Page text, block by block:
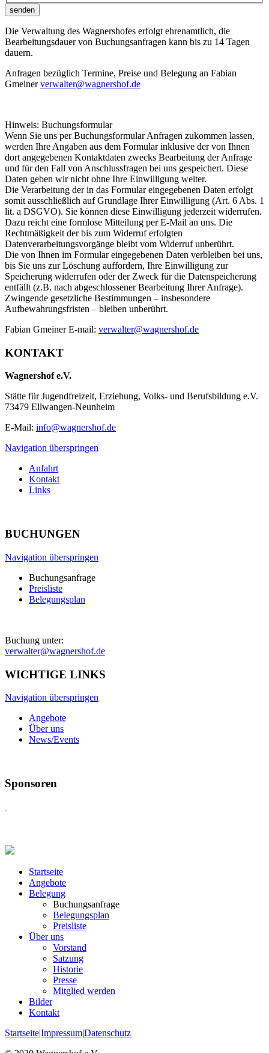
senden
Die Verwaltung des Wagnershofes erfolgt ehrenamtlich, die
Bearbeitungsdauer von Buchungsanfragen kann bis zu 14 Tagen
dauern.
Anfragen bezüglich Termine, Preise und Belegung an Fabian
Gmeinerverwalter@wagnershof.de
Hinweis: Buchungsformular
Wenn Sie uns per Buchungsformular Anfragen zukommen lassen,
werden Ihre Angaben aus dem Formular inklusive der von Ihnen
dort angegebenen Kontaktdaten zwecks Bearbeitung der Anfrage
und für den Fall von Anschlussfragen bei uns gespeichert. Diese
Daten geben wir nicht ohne Ihre Einwilligung weiter.
Die Verarbeitung der in das Formular eingegebenen Daten erfolgt
somit ausschließlich auf Grundlage Ihrer Einwilligung (Art. 6 Abs. 1
lit. a DSGVO). Sie können diese Einwilligung jederzeit widerrufen.
Dazu reicht eine formlose Mitteilung per E-Mail an uns. Die
Rechtmäßigkeit der bis zum Widerruf erfolgten
Datenverarbeitungsvorgänge bleibt vom Widerruf unberührt.
Die von Ihnen im Formular eingegebenen Daten verbleiben bei uns,
bis Sie uns zur Löschung auffordern, Ihre Einwilligung zur
Speicherung widerrufen oder der Zweck für die Datenspeicherung
entfällt (z.B. nach abgeschlossener Bearbeitung Ihrer Anfrage).
Zwingende gesetzliche Bestimmungen – insbesondere
Aufbewahrungsfristen – bleiben unberührt.
Fabian Gmeiner E-mail: verwalter@wagnershof.de
KONTAKT
Wagnershof e.V.
Stätte für Jugendfreizeit, Erziehung, Volks- und Berufsbildung e.V.
73479 Ellwangen-Neunheim
E-Mail: info@wagnershof.de
Navigation überspringen
Anfahrt
Kontakt
Links
BUCHUNGEN
Navigation überspringen
Buchungsanfrage
Preisliste
Belegungsplan
Buchung unter:
verwalter@wagnershof.de
WICHTIGE LINKS
Navigation überspringen
Angebote
Über uns
News/Events
Sponsoren
Startseite
Angebote
Belegung
Buchungsanfrage
Belegungsplan
Preisliste
Über uns
Vorstand
Satzung
Historie
Presse
Mitglied werden
Bilder
Kontakt
Startseite|Impressum|Datenschutz